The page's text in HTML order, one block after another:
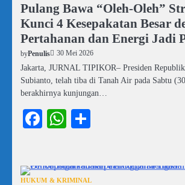
Pulang Bawa “Oleh-Oleh”
Kunci 4 Kesepakatan Besar
Pertahanan dan Energi Jadi
byPenulis 30 Mei 2026
Jakarta, JURNAL TIPIKOR– Presiden
Subianto, telah tiba di Tanah Air pada Sabtu
berakhirnya kunjungan…
Facebook
WhatsApp
HUKUM & KRIMINAL